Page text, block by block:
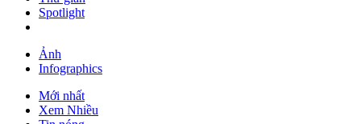
Spotlight
Ảnh
Infographics
Mới nhất
Xem Nhiều